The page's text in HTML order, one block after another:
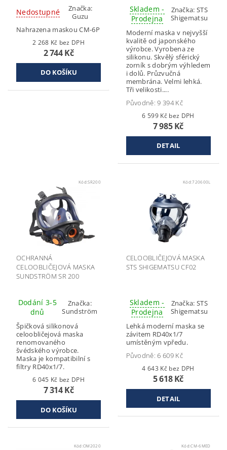
Nedostupné
Značka:
Guzu
Nahrazena maskou CM-6P
2 268 Kč bez DPH
2 744 Kč
Skladem -
Prodejna
Značka:STS
Shigematsu
Moderní maska v nejvyšší
kvalitě od japonského
výrobce. Vyrobena ze
silikonu. Skvělý sférický
zorník s dobrým výhledem
i dolů. Průzvučná
membrána. Velmi lehká.
Tři velikosti....
Původně:9 394 Kč
6 599 Kč bez DPH
7 985 Kč
DETAIL
Kód:SR200
OCHRANNÁ
CELOOBLIČEJOVÁ MASKA
SUNDSTRÖM SR 200
Dodání 3-5
dnů
Značka:
Sundström
Špičková silikonová
celoobličejová maska
renomovaného
švédského výrobce.
Maska je kompatibilní s
filtry RD40x1/7.
6 045 Kč bez DPH
7 314 Kč
Kód:720600L
CELOOBLIČEJOVÁ MASKA
STS SHIGEMATSU CF02
Skladem -
Prodejna
Značka:STS
Shigematsu
Lehká moderní maska se
závitem RD40x1/7
umístěným vpředu.
Původně:6 609 Kč
4 643 Kč bez DPH
5 618 Kč
DETAIL
Kód:OM2020 Kód:CM-6MED